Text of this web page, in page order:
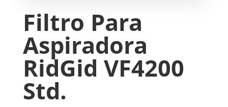
Filtro Para
Aspiradora
RidGid VF4200
Std.